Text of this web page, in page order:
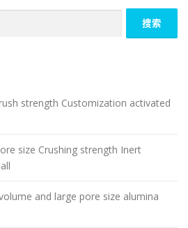
strength Customization activated
size Crushing strength Inert
and large pore size alumina